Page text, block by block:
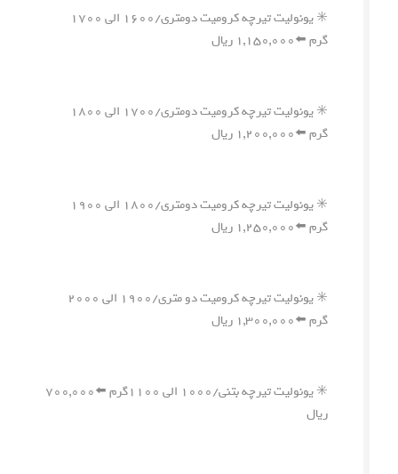
✳️ یونولیت تیرچه کرومیت دومتری/۱۶۰۰ الی ۱۷۰۰
گرم ⬅️۱,۱۵۰,۰۰۰ ریال
✳️ یونولیت تیرچه کرومیت دومتری/۱۷۰۰ الی ۱۸۰۰
گرم ⬅️۱,۲۰۰,۰۰۰ ریال
✳️ یونولیت تیرچه کرومیت دومتری/۱۸۰۰ الی ۱۹۰۰
گرم ⬅️۱,۲۵۰,۰۰۰ ریال
✳️ یونولیت تیرچه کرومیت دو متری/۱۹۰۰ الی ۲۰۰۰
گرم ⬅️۱,۳۰۰,۰۰۰ ریال
✳️ یونولیت تیرچه بتنی/۱۰۰۰ الی ۱۱۰۰گرم ⬅️۷۰۰,۰۰۰
ریال